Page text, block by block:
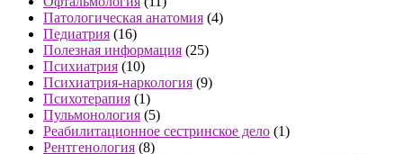
Патологическая анатомия (4)
Педиатрия (16)
Полезная информация (25)
Психиатрия (10)
Психиатрия-наркология (9)
Психотерапия (1)
Пульмонология (5)
Реабилитационное сестринское дело (1)
Рентгенология (8)